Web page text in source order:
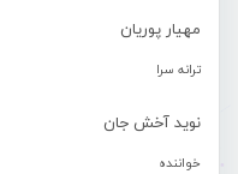
مهیار پوریان
ترانه سرا
نوید آخش جان
خواننده